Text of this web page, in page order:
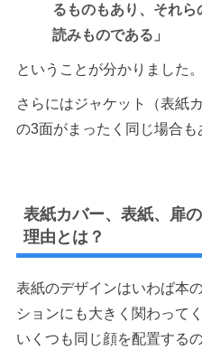
るものもあり、それ
読みものである」
ということが分かりました。
さらにはジャケット（表紙
の3面がまったく同じ場合も
表紙カバー、表紙、扉
理由とは？
表紙のデザインはいわば本
ションにも大きく関わって
いくつも同じ顔を配置する